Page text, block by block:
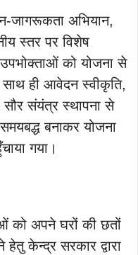
जागरूकता अभियान,
स्तर पर विशेष
को योजना से
ही आवेदन स्वीकृति,
सौर संयंत्र स्थापना से
बनाकर योजना
गया।
को अपने घरों की छतों
केन्द्र सरकार द्वारा